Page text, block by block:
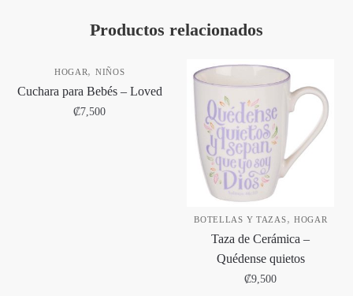
Productos relacionados
HOGAR, NIÑOS
Cuchara para Bebés – Loved
₡7,500
BOTELLAS Y TAZAS, HOGAR
Taza de Cerámica –
Quédense quietos
₡9,500